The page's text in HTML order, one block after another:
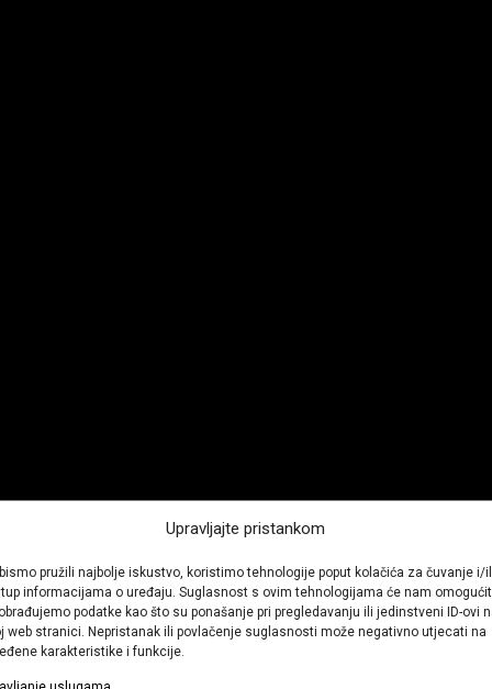
Upravljajte pristankom
pružili najbolje iskustvo, koristimo tehnologije poput kolačića za čuvanje i/
informacijama o uređaju. Suglasnost s ovim tehnologijama će nam
podatke kao što su ponašanje pri pregledavanju ili jedinstveni ID-ovi
web stranici. Nepristanak ili povlačenje suglasnosti može negativno utjecati na
karakteristike i funkcije.
uslugama